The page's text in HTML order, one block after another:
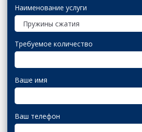
Наименование услуги
Требуемое количество
Ваше имя
Ваш телефон